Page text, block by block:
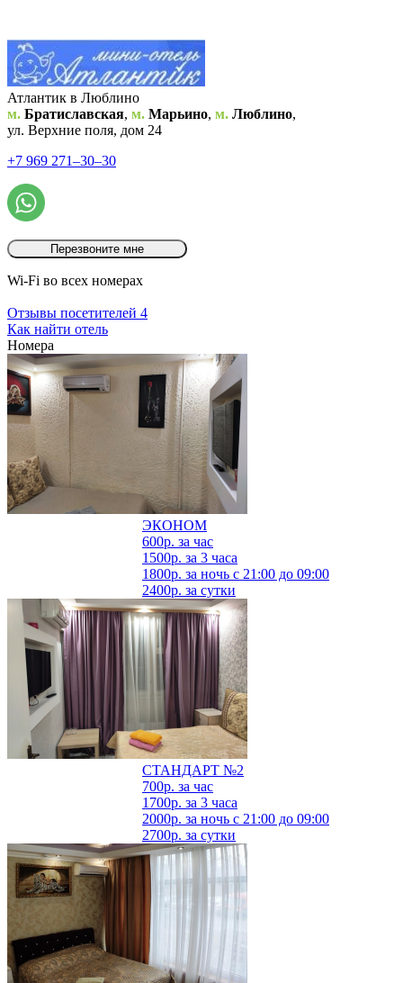
Атлантик в Люблино
м. Братиславская, м. Марьино, м. Люблино,
ул. Верхние поля, дом 24
+7 969 271‒30‒30
Перезвоните мне
Wi-Fi во всех номерах
Отзывы посетителей 4
Как найти отель
Номера
ЭКОНОМ
600р. за час
1500р. за 3 часа
1800р. за ночь с 21:00 до 09:00
2400р. за сутки
СТАНДАРТ №2
700р. за час
1700р. за 3 часа
2000р. за ночь с 21:00 до 09:00
2700р. за сутки